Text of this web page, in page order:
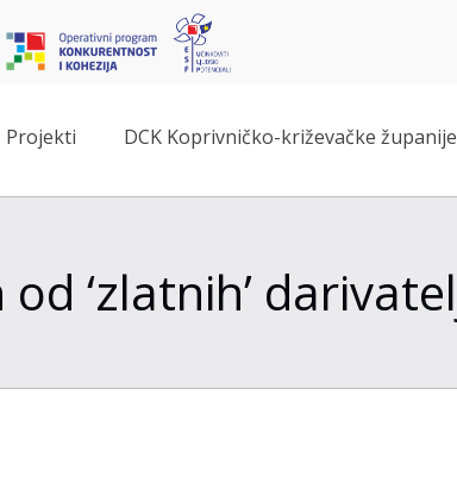
Projekti DCK Koprivničko-križevačke županije
‘zlatnih’